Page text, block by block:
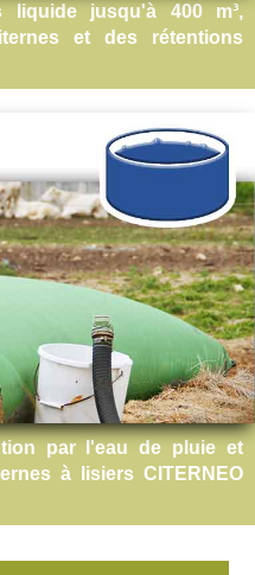
liquide jusqu'à 400 m³,
et des rétentions
par l'eau de pluie et
à lisiers CITERNEO